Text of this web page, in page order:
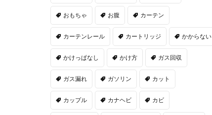
おもちゃ お腹 カーテン
カーテンレール カートリッジ かからない
かけっぱなし かけ方 ガス回収
ガス漏れ ガソリン カット
カップル カナヘビ カビ